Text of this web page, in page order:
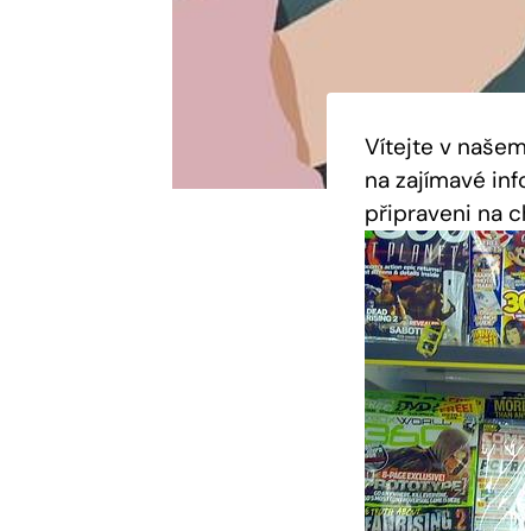
Vítejte​ v
na zajímavé
připraveni na